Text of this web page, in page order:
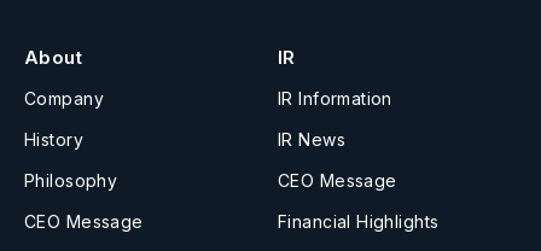
About
Company
History
Philosophy
CEO Message
IR
IR Information
IR News
CEO Message
Financial Highlights